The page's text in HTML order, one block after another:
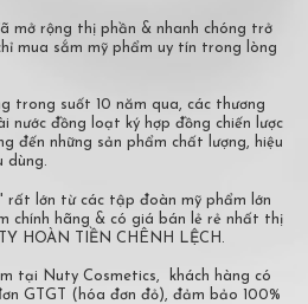
mở rộng thị phần & nhanh chóng trở
mua sắm mỹ phẩm uy tín trong lòng
trong suốt 10 năm qua, các thương
nước đồng loạt ký hợp đồng chiến lược
đến những sản phẩm chất lượng, hiệu
dùng.
rất lớn từ các tập đoàn mỹ phẩm lớn
chính hãng & có giá bán lẻ rẻ nhất thị
HOÀN TIỀN CHÊNH LỆCH.
tại Nuty Cosmetics, khách hàng có
GTGT (hóa đơn đỏ), đảm bảo 100%